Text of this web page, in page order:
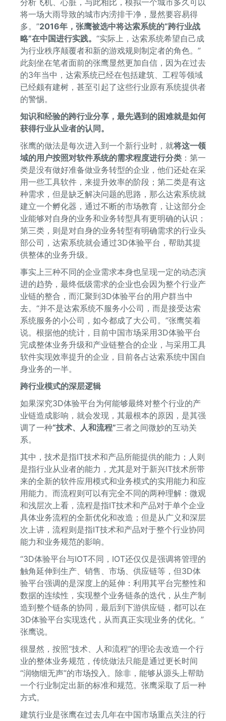
分析飞机、心脏，与此相比，模拟一个城市多久可以
将一场大雨导致的城市内涝排干净，显然要容易得
多。”2016年，张鹰被选中将达索系统的“跨行业战
略”在中国进行实践。 “实际上，达索系统希望自己成
为行业秩序颠覆者和新的游戏规则制定者的角色。”
此刻坐在笔者面前的张鹰显然更加自信，因为在过去
的3年当中，达索系统已经在包括建筑、工程等领域
已经颇有建树，甚至引起了这些行业原有系统提供者
的警惕。
知识和经验的跨行业分享，最先遇到的困难就是如何
获得行业从业者的认同。
张鹰的做法是每次进入到一个新行业时，就将这一领
域的用户按照对软件系统的需求程度进行分类 ：第一
类是没有做好准备做业务转型的企业，他们还处在采
用一些工具软件，来提升效率的阶段；第二类是有这
种需求，但是缺乏解决问题的思路，那么达索系统就
建立一个孵化器，通过不断的市场教育，让这部分企
业能够对自身的业务和业务转型具有更明确的认识；
第三类，则是对自身的业务转型有明确需求的行业头
部公司，达索系统就会通过3D体验平台，帮助其提
供整体的业务升级。
事实上三种不同的企业需求本身也呈现一定的动态演
进的趋势，最终低级需求的企业也会因为整个行业产
业链的整合，而汇聚到3D体验平台的用户群当中
去。“并不是达索系统不服务小公司，而是接受达索
系统服务的小公司，如今都成了大公司。”张鹰笑着
说。根据他的统计，目前中国市场采用3D体验平台
完成整体业务升级和产业链整合的企业，与采用工具
软件实现效率提升的企业，目前各占达索系统中国自
身业务的一半。
跨行业模式的深层逻辑
如果深究3D体验平台为何能够最终对整个行业的产
业链造成影响，就会发现，其最根本的原因，是其强
调了一种“技术、人和流程”三者之间微妙的互动关
系。
其中，技术是指IT技术和产品所能提供的能力；人则
是指行业从业者的能力，尤其是对于新兴IT技术所带
来的全新的软件应用模式和业务模式的实用能力和应
用能力。而流程则可以有完全不同的两种理解：微观
和浅层次上看，流程是指IT技术和产品对于单个企业
具体业务流程的全新优化和改造；但是从广义和深层
次上讲，流程则是指IT技术和产品对于整个行业协同
能力和业务规范的影响。
“3D体验平台与IOT不同，IOT还仅仅是强调将管理的
触角延伸到生产、销售、市场、供应链等，但3D体
验平台强调的是深度上的延伸：利用其平台完整性和
数据的连续性，实现整个业务链条的迭代，从生产制
造到整个链条的协同，最后到下游供应链，都可以在
3D体验平台实现迭代，从而真正实现业务的优化。”
张鹰说。
很显然，按照“技术、人和流程”的理论去改造一个行
业的整体业务规范，传统做法只能是通过更长时间
“润物细无声”的市场投入。除非，能够从源头上帮助
一个行业制定出新的标准和规范。张鹰采取了后一种
方式。
建筑行业是张鹰在过去几年在中国市场重点关注的行